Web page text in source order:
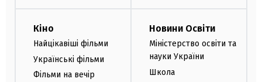
Кіно
Найцікавіші фільми
Українські фільми
Фільми на вечір
Новини Освіти
Міністерство освіти та
науки України
Школа